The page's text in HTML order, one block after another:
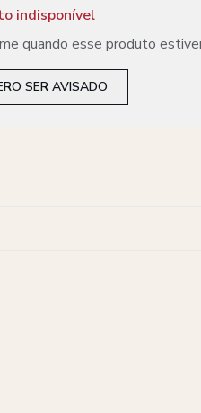
indisponível
quando esse produto
SER AVISADO